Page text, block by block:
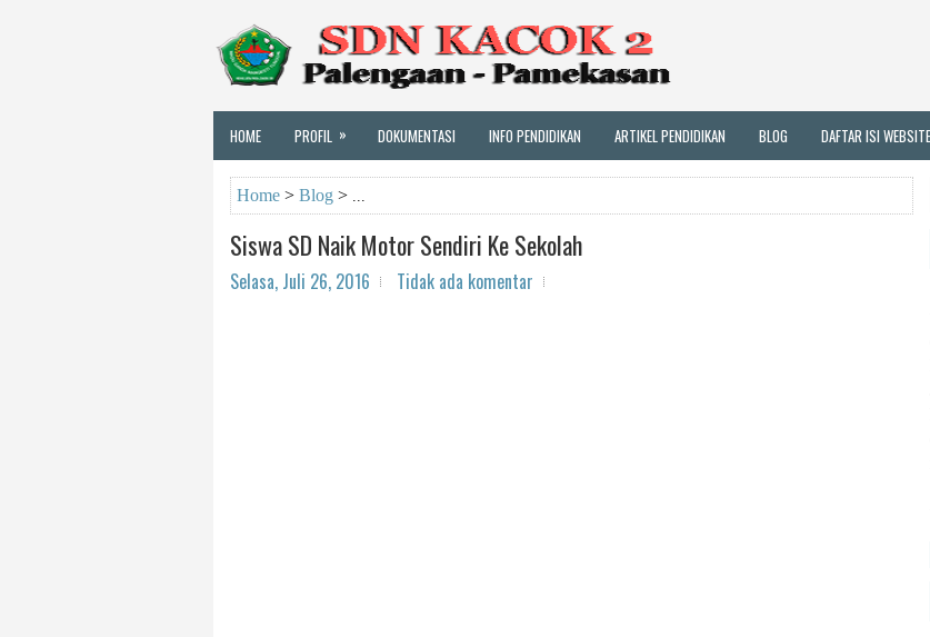
HOME PROFIL » DOKUMENTASI INFO PENDIDIKAN ARTIKEL PENDIDIKAN BLOG DAFTAR ISI WEBSITE
Home > Blog >
Siswa SD Naik Motor Sendiri Ke Sekolah
Selasa, Juli 26, 2016 Tidak ada komentar